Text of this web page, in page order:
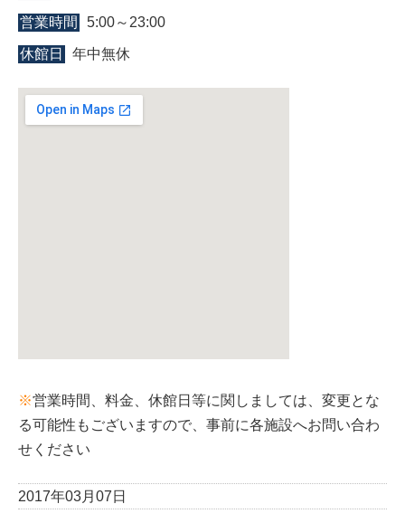
営業時間 5:00～23:00
休館日 年中無休
※営業時間、料金、休館日等に関しましては、変更とな
る可能性もございますので、事前に各施設へお問い合わ
せください
2017年03月07日